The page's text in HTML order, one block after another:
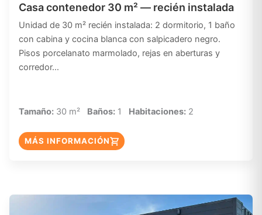
Casa contenedor 30 m² — recién instalada
Unidad de 30 m² recién instalada: 2 dormitorio, 1 baño
con cabina y cocina blanca con salpicadero negro.
Pisos porcelanato marmolado, rejas en aberturas y
corredor…
Tamaño: 30 m² Baños: 1 Habitaciones: 2
MÁS INFORMACIÓN